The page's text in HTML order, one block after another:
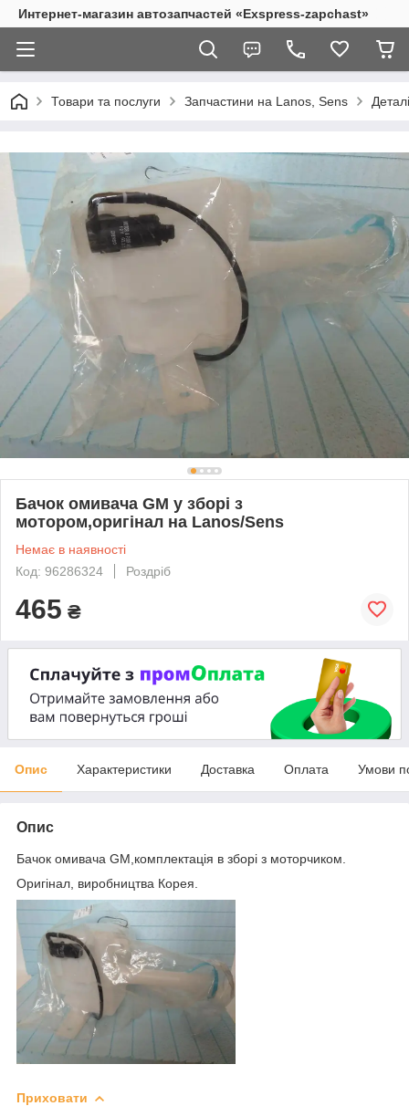
Интернет-магазин автозапчастей «Exspress-zapchast»
Товари та послуги Запчастини на Lanos, Sens
Бачок омивача GM у зборі з
мотором,оригінал на Lanos/Sens
Немає в наявності
Код: 96286324
Роздріб
465 ₴
Опис Характеристики Доставка Оплата Умови
Опис
Бачок омивача GM,комплектація в зборі з моторчиком.
Оригінал, виробництва Корея.
Приховати